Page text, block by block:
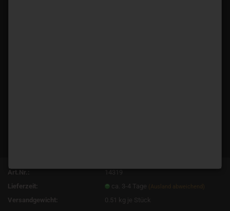
Art.Nr.:
14319
Lieferzeit:
ca. 3-4 Tage (Ausland abweichend)
Versandgewicht: 0.51 kg je Stück